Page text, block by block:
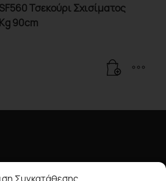
Τσεκούρι Σχισίματος
90cm